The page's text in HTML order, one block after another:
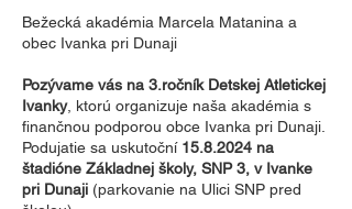
Bežecká akadémia Marcela Matanina a
obec Ivanka pri Dunaji
Pozývame vás na 3.ročník Detskej Atletickej
Ivanky, ktorú organizuje naša akadémia s
finančnou podporou obce Ivanka pri Dunaji.
Podujatie sa uskutoční 15.8.2024 na
štadióne Základnej školy, SNP 3, v Ivanke
pri Dunaji (parkovanie na Ulici SNP pred